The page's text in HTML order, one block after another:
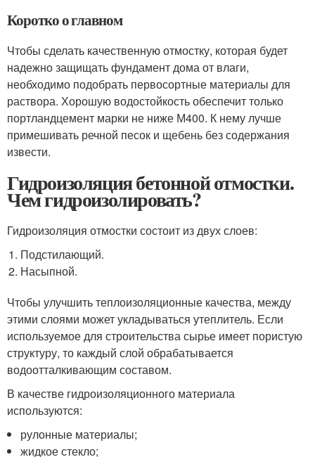
Коротко о главном
Чтобы сделать качественную отмостку, которая будет
надежно защищать фундамент дома от влаги,
необходимо подобрать первосортные материалы для
раствора. Хорошую водостойкость обеспечит только
портландцемент марки не ниже М400. К нему лучше
примешивать речной песок и щебень без содержания
извести.
Гидроизоляция бетонной отмостки.
Чем гидроизолировать?
Гидроизоляция отмостки состоит из двух слоев:
Подстилающий.
Насыпной.
Чтобы улучшить теплоизоляционные качества, между
этими слоями может укладываться утеплитель. Если
используемое для строительства сырье имеет пористую
структуру, то каждый слой обрабатывается
водоотталкивающим составом.
В качестве гидроизоляционного материала
используются:
рулонные материалы;
жидкое стекло;